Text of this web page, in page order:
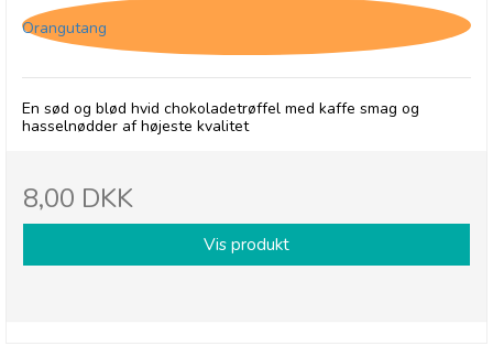
Orangutang
En sød og blød hvid chokoladetrøffel med kaffe smag og
hasselnødder af højeste kvalitet
8,00 DKK
Vis produkt